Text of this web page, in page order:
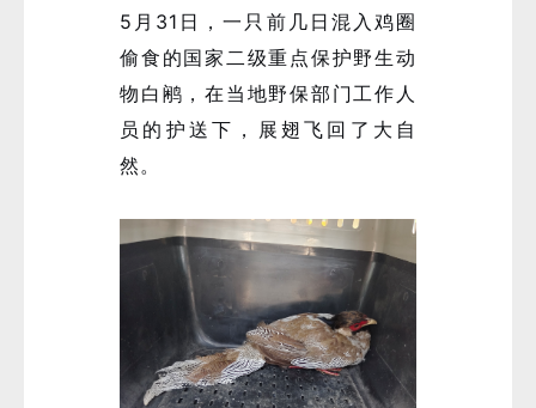
5月31日，一只前几日混入鸡圈
偷食的国家二级重点保护野生动
物白鹇，在当地野保部门工作人
员的护送下，展翅飞回了大自
然。